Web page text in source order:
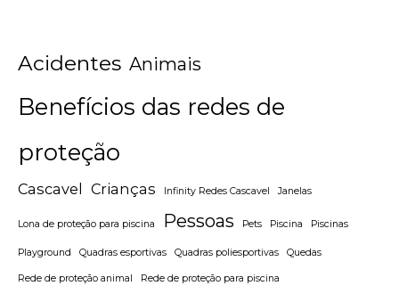
Acidentes Animais
Benefícios das redes de
proteção
Cascavel Crianças Infinity Redes Cascavel Janelas
Lona de proteção para piscina Pessoas Pets Piscina Piscinas
Playground Quadras esportivas Quadras poliesportivas Quedas
Rede de proteção animal Rede de proteção para piscina